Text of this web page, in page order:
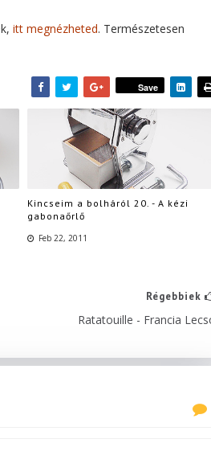
itt megnézheted. Természetesen
Save
Kincseim a bolháról 20. - A kézi
gabonaőrlő
Feb 22, 2011
Régebbiek
Ratatouille - Francia